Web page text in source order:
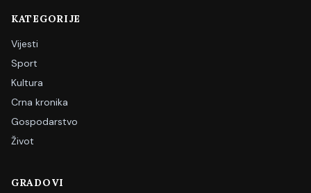
KATEGORIJE
Vijesti
Sport
Kultura
Crna kronika
Gospodarstvo
Život
GRADOVI